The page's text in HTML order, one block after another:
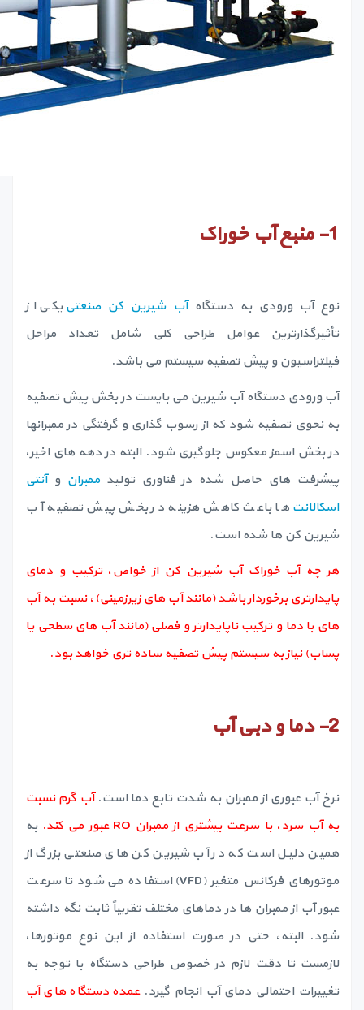
1- منبع آب خوراک
نوع آب ورودی به دستگاهآب شیرین کن صنعتی یکی از
تأثیرگذارترین عوامل طراحی کلی شامل تعداد مراحل
فیلتراسیون و پیش تصفیه سیستم می باشد.
آب ورودی دستگاه آب شیرین می بایست در بخش پیش تصفیه
به نحوی تصفیه شود که از رسوب گذاری و گرفتگی در ممبرانها
در بخش اسمز معکوس جلوگیری شود. البته در دهه های اخیر،
پیشرفت های حاصل شده در فناوری تولیدممبران وآنتی
اسکالانت ها باعث کاهش هزینه در بخش پیش تصفیه آب
شیرین کن ها شده است.
هر چه آب خوراک آب شیرین کن از خواص، ترکیب و دمای
پایدارتری برخوردار باشد (مانند آب های زیرزمینی)، نسبت به آب
های با دما و ترکیب ناپایدارتر و فصلی (مانند آب های سطحی یا
پساب) نیاز به سیستم پیش تصفیه ساده تری خواهد بود.
2- دما و دبی آب
نرخ آب عبوری از ممبران به شدت تابع دما است.آب گرم نسبت
به آب سرد، با سرعت بیشتری از ممبران RO عبور می کند.
به
همین دلیل است که در آب شیرین کن های صنعتی بزرگ از
موتورهای فرکانس متغیر (VFD) استفاده می شود تا سرعت
عبور آب از ممبران ها در دماهای مختلف تقریباً ثابت نگه داشته
شود. البته، حتی در صورت استفاده از این نوع موتورها،
لازمست تا دقت لازم در خصوص طراحی دستگاه با توجه به
تغییرات احتمالی دمای آب انجام گیرد.عمده دستگاه های آب